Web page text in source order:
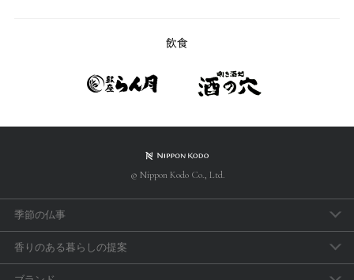
飲食
© Nippon Kodo Co., Ltd.
季節の仏事
春のお彼岸
母の日参り
香りのある暮らしの提案